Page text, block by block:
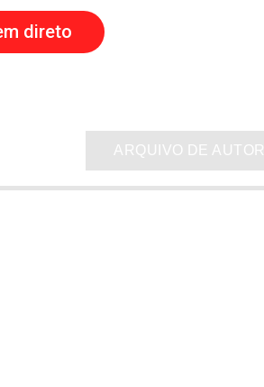
direto
ARQUIVO DE AUTOR